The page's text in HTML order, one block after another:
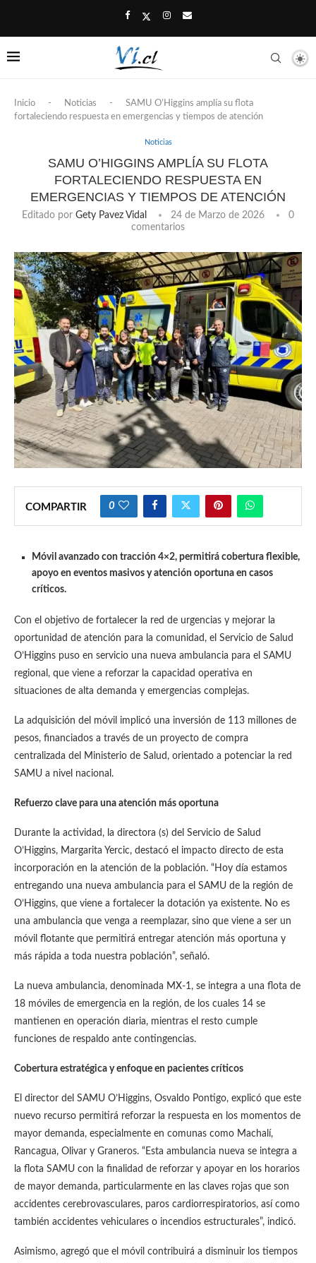
Inicio - Noticias -
SAMU O’Higgins amplía su flota
fortaleciendo respuesta en emergencias y tiempos de atención
Noticias
SAMU O’HIGGINS AMPLÍA SU FLOTA
FORTALECIENDO RESPUESTA EN
EMERGENCIAS Y TIEMPOS DE ATENCIÓN
Editado por Gety Pavez Vidal 24 de Marzo de 2026
0
comentarios
COMPARTIR 0
Móvil avanzado con tracción 4×2, permitirá cobertura flexible,
apoyo en eventos masivos y atención oportuna en casos
críticos.
Con el objetivo de fortalecer la red de urgencias y mejorar la
oportunidad de atención para la comunidad, el Servicio de Salud
O’Higgins puso en servicio una nueva ambulancia para el SAMU
regional, que viene a reforzar la capacidad operativa en
situaciones de alta demanda y emergencias complejas.
La adquisición del móvil implicó una inversión de 113 millones de
pesos, financiados a través de un proyecto de compra
centralizada del Ministerio de Salud, orientado a potenciar la red
SAMU a nivel nacional.
Refuerzo clave para una atención más oportuna
Durante la actividad, la directora (s) del Servicio de Salud
O’Higgins, Margarita Yercic, destacó el impacto directo de esta
incorporación en la atención de la población. “Hoy día estamos
entregando una nueva ambulancia para el SAMU de la región de
O’Higgins, que viene a fortalecer la dotación ya existente. No es
una ambulancia que venga a reemplazar, sino que viene a ser un
móvil flotante que permitirá entregar atención más oportuna y
más rápida a toda nuestra población”, señaló.
La nueva ambulancia, denominada MX-1, se integra a una flota de
18 móviles de emergencia en la región, de los cuales 14 se
mantienen en operación diaria, mientras el resto cumple
funciones de respaldo ante contingencias.
Cobertura estratégica y enfoque en pacientes críticos
El director del SAMU O’Higgins, Osvaldo Pontigo, explicó que este
nuevo recurso permitirá reforzar la respuesta en los momentos de
mayor demanda, especialmente en comunas como Machalí,
Rancagua, Olivar y Graneros. “Esta ambulancia nueva se integra a
la flota SAMU con la finalidad de reforzar y apoyar en los horarios
de mayor demanda, particularmente en las claves rojas que son
accidentes cerebrovasculares, paros cardiorrespiratorios, así como
también accidentes vehiculares o incendios estructurales”, indicó.
Asimismo, agregó que el móvil contribuirá a disminuir los tiempos